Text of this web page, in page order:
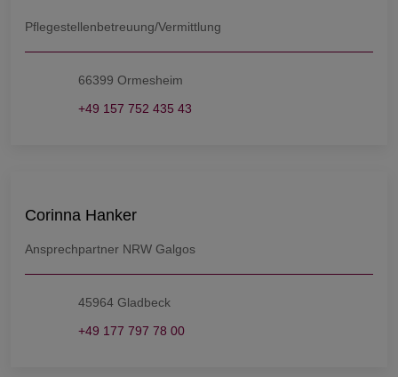
Pflegestellenbetreuung/Vermittlung
66399 Ormesheim
+49 157 752 435 43
Corinna Hanker
Ansprechpartner NRW Galgos
45964 Gladbeck
+49 177 797 78 00